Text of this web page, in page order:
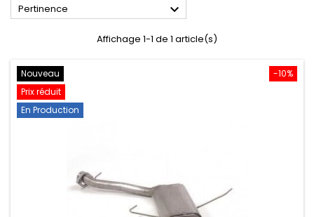
Pertinence 
Affichage 1-1 de 1 article(s)
-10%
Nouveau
Prix réduit
En Production